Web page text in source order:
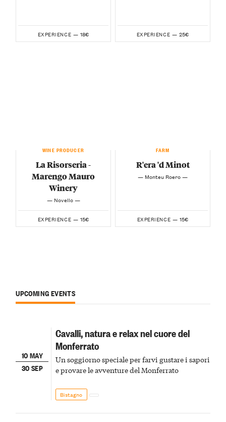
EXPERIENCE — 18€ EXPERIENCE — 25€
WINE PRODUCER
La Risorseria -
Marengo Mauro
Winery
— Novello —
EXPERIENCE — 15€
FARM
R'era 'd Minot
— Monteu Roero —
EXPERIENCE — 15€
UPCOMING EVENTS
10 MAY
30 SEP
Cavalli, natura e relax nel cuore del
Monferrato
Un soggiorno speciale per farvi gustare i sapori
e provare le avventure del Monferrato
Bistagno